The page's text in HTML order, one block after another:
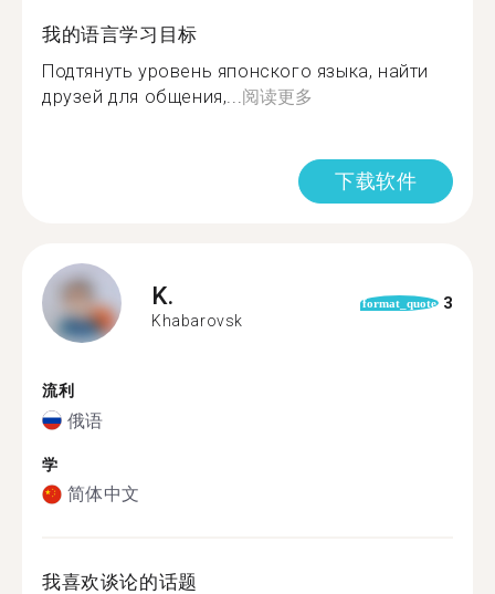
我的语言学习目标
Подтянуть уровень японского языка, найти
друзей для общения,...阅读更多
下载软件
K.
Khabarovsk
format_quote 3
流利
俄语
学
简体中文
我喜欢谈论的话题